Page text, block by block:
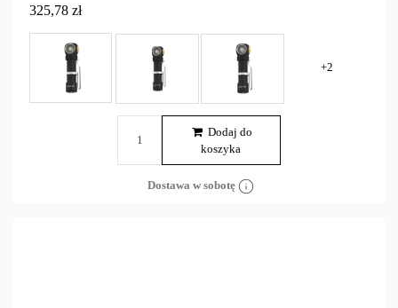
325,78 zł
+2
Dodaj do
koszyka
Dostawa w sobotę